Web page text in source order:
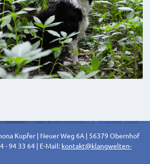
Kupfer | Neuer Weg 6A | 56379 Obernhof
- 94 33 64 | E-Mail: kontakt@klangwelten-